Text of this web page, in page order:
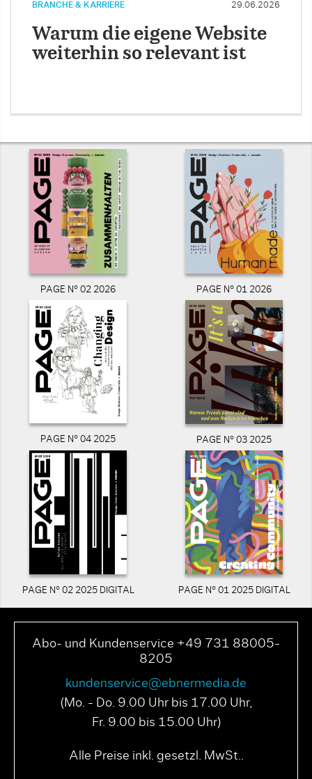
BRANCHE & KARRIERE 29.06.2026
Warum die eigene Website
weiterhin so relevant ist
PAGE N° 02 2026 PAGE N° 01 2026
PAGE N° 04 2025 PAGE N° 03 2025
PAGE N° 02 2025 DIGITAL PAGE N° 01 2025 DIGITAL
Abo- und Kundenservice +49 731 88005-
8205
kundenservice@ebnermedia.de
(Mo. - Do. 9.00 Uhr bis 17.00 Uhr,
Fr. 9.00 bis 15.00 Uhr)
Alle Preise inkl. gesetzl. MwSt..